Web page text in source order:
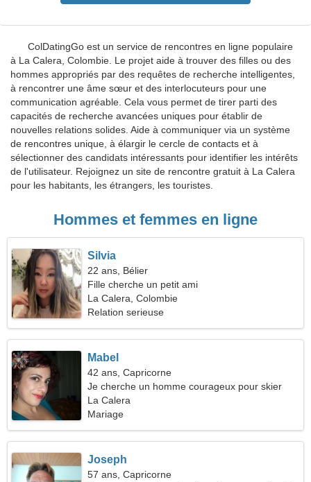
ColDatingGo est un service de rencontres en ligne populaire
à La Calera, Colombie. Le projet aide à trouver des filles ou des
hommes appropriés par des requêtes de recherche intelligentes,
à rencontrer une âme sœur et des interlocuteurs pour une
communication agréable. Cela vous permet de tirer parti des
capacités de recherche avancées uniques pour établir de
nouvelles relations solides. Aide à communiquer via un système
de rencontres unique, à élargir le cercle de contacts et à
sélectionner des candidats intéressants pour identifier les intérêts
de l'utilisateur. Rejoignez un site de rencontre gratuit à La Calera
pour les habitants, les étrangers, les touristes.
Hommes et femmes en ligne
Silvia
22 ans, Bélier
Fille cherche un petit ami
La Calera, Colombie
Relation serieuse
Mabel
42 ans, Capricorne
Je cherche un homme courageux pour skier
ensemble
La Calera
Mariage
Joseph
57 ans, Capricorne